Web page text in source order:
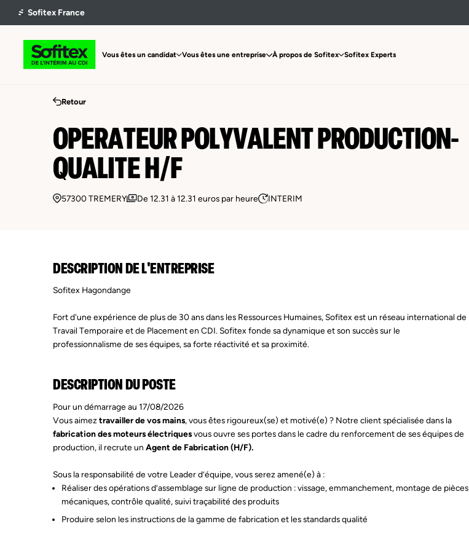
Vous êtes un candidat Vous êtes une entreprise À propos de Sofitex Sofitex Experts
Retour
OPERATEUR POLYVALENT PRODUCTION-
QUALITE H/F
57300 TREMERY De 12.31 à 12.31 euros par heure INTERIM
DESCRIPTION DE L'ENTREPRISE
Sofitex Hagondange
Fort d'une expérience de plus de 30 ans dans les Ressources Humaines, Sofitex est un réseau international de
Travail Temporaire et de Placement en CDI. Sofitex fonde sa dynamique et son succès sur le
professionnalisme de ses équipes, sa forte réactivité et sa proximité.
DESCRIPTION DU POSTE
Pour un démarrage au 17/08/2026
Vous aimeztravailler de vos mains, vous êtes rigoureux(se) et motivé(e) ? Notre client spécialisée dans la
fabrication des moteurs électriquesvous ouvre ses portes dans le cadre du renforcement de ses équipes de
production, il recrute unAgent de Fabrication (H/F).
Sous la responsabilité de votre Leader d’équipe, vous serez amené(e) à :
Réaliser des opérations d’assemblage sur ligne de production : vissage, emmanchement, montage de pièces
mécaniques, contrôle qualité, suivi traçabilité des produits
Produire selon les instructions de la gamme de fabrication et les standards qualité